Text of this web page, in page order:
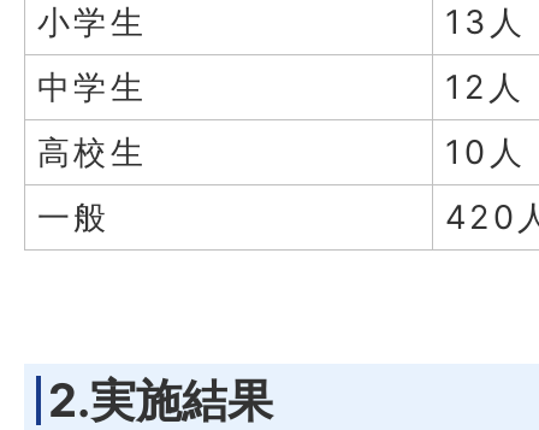
小学生
13人
中学生
12人
高校生
10人
一般
420
2.実施結果